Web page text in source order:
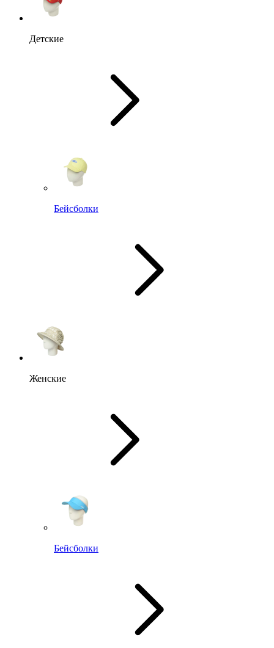
Детские
Бейсболки
Женские
Бейсболки